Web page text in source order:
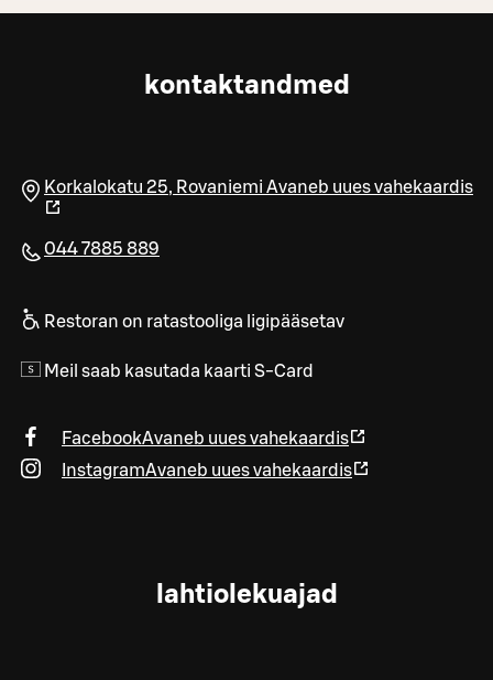
kontaktandmed
Korkalokatu 25, Rovaniemi Avaneb uues vahekaardis
044 7885 889
Restoran on ratastooliga ligipääsetav
Meil saab kasutada kaarti S-Card
FacebookAvaneb uues vahekaardis
InstagramAvaneb uues vahekaardis
lahtiolekuajad